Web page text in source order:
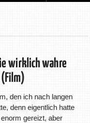
wirklich wahre
den ich nach langen
denn eigentlich hatte
gereizt, aber